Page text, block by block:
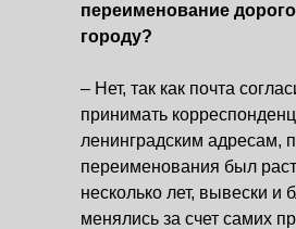
кризисе. Спасибо
что этого не
переименование
городу?
– Нет, так как почта
принимать
ленинградским адресам,
переименования был
несколько лет, вывески и
менялись за счет самих